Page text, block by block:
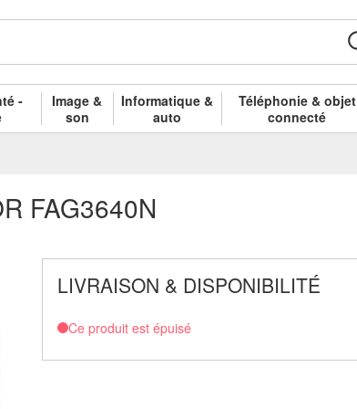
-
Image &
son
Informatique &
auto
Téléphonie & objet
connecté
FAG3640N
LIVRAISON & DISPONIBILITÉ
Ce produit est épuisé